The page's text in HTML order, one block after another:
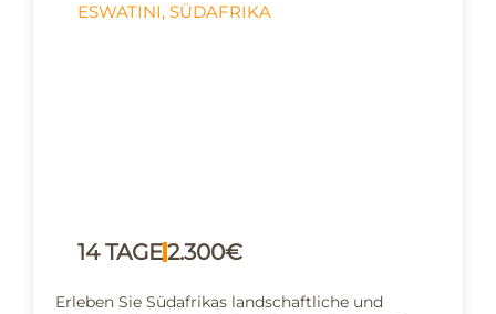
ESWATINI, SÜDAFRIKA
14 TAGE2.300€
Erleben Sie Südafrikas landschaftliche und